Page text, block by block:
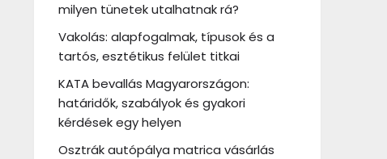
milyen tünetek utalhatnak rá?
Vakolás: alapfogalmak, típusok és a
tartós, esztétikus felület titkai
KATA bevallás Magyarországon:
határidők, szabályok és gyakori
kérdések egy helyen
Osztrák autópálya matrica vásárlás